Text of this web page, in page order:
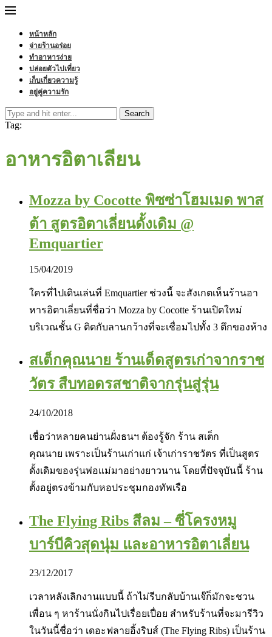
หน้าหลัก
จ่ายร้านอร่อย
ทำอาหารง่าย
ปล่อยตัวไปเที่ยว
เก็บเกี่ยวความรู้
อยู่คู่ความรัก
Search
Tag:
อาหารอิตาเลียน
Mozza by Cocotte พิซซ่าโฮมเมด พาส
ต้า สูตรอิตาเลี่ยนดั้งเดิม @
Emquartier
15/04/2019
ใครที่ไปเดินเล่นที่ Emquartier ช่วงนี้ จะสังเกตเห็นร้านอา
หารอิตาเลี่ยนที่ชื่อว่า Mozza by Cocotte ร้านเปิดใหม่
บริเวณชั้น G ติดกับลานกว้างที่จะเชื่อมไปทั้ง 3 ตึกของห้าง
สเต็กคุณนาย ร้านเด็ดสูตรเก่าจากราช
วัตร สืบทอดรสชาติจากรุ่นสู่รุ่น
24/10/2018
เชื่อว่าหลายคนย่านฝั่งธนฯ ต้องรู้จัก ร้าน สเต็ก
คุณนาย เพราะเป็นร้านเก่าแก่ เจ้าเก่าราชวัตร ที่เป็นสูตร
ดั้งเดิมของรุ่นพ่อแม่มาอย่างยาวนาน โดยที่ปัจจุบันนี้ ร้าน
ตั้งอยู่ตรงข้ามกับหอประชุมกองทัพเรือ
The Flying Ribs สีลม – ซี่โครงหมู
บาร์บีคิวสุดนุ่ม และอาหารอิตาเลี่ยน
23/12/2017
เวลาหลังเลิกงานแบบนี้ ถ้าไม่รีบกลับบ้านเจ๊ก็มักจะชวน
เพื่อน ๆ หาร้านนั่งกินไปเรื่อยเปื่อย สำหรับร้านที่จะมารีวิว
ในวันนี้ชื่อว่า เดอะฟลายอิ้งริบส์ (The Flying Ribs) เป็นร้าน